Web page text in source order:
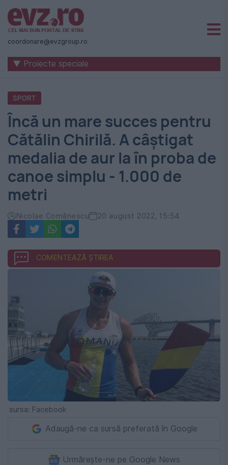
Știri
naționale
internaționale
România
Evenimentul
Zilei
coordonare@evzgroup.ro
▼ Proiecte speciale
SPORT
Încă un mare succes pentru
Cătălin Chirilă. A câștigat
medalia de aur la în proba de
canoe simplu - 1.000 de
metri
Nicolae Comănescu 20 august 2022, 15:54
COMENTEAZĂ ȘTIREA
sursa: Facebook
Adaugă-ne ca sursă preferată în Google
Urmărește-ne pe Google News